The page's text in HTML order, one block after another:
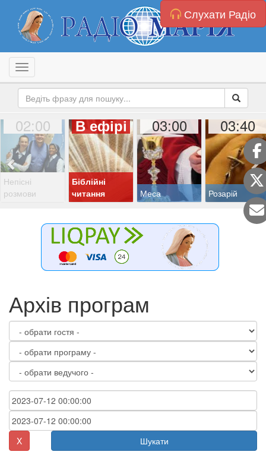
Слухати Радіо
Toggle navigation
02:00
Непісні
розмови
В ефірі
Біблійні
читання
03:00
Меса
03:40
Розарій
Архів програм
X Шукати